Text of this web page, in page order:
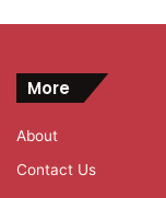
More
About
Contact Us